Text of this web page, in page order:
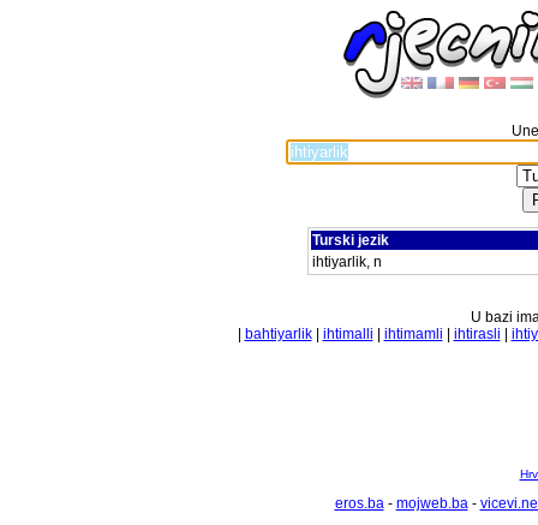
Turski jezik
ihtiyarlik, n
U bazi
bahtiyarlik| ihtimalli ihtimamli ihtirasli
eros.ba- mojweb.ba-